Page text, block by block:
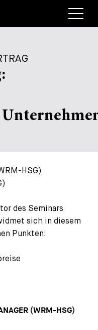
+
+
HSG)
des Seminars
sich in diesem
Punkten:
(WRM-HSG)